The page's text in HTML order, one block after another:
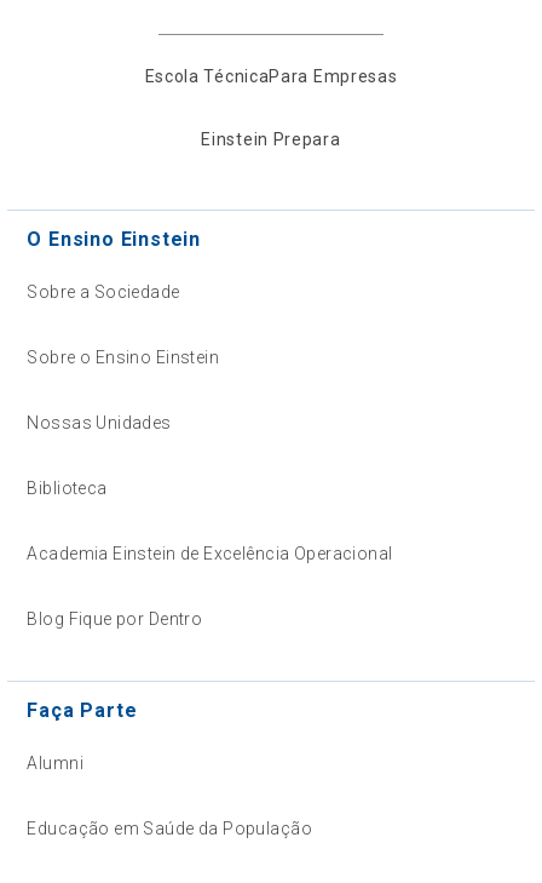
Escola TécnicaPara Empresas
Einstein Prepara
O Ensino Einstein
Sobre a Sociedade
Sobre o Ensino Einstein
Nossas Unidades
Biblioteca
Academia Einstein de Excelência Operacional
Blog Fique por Dentro
Faça Parte
Alumni
Educação em Saúde da População